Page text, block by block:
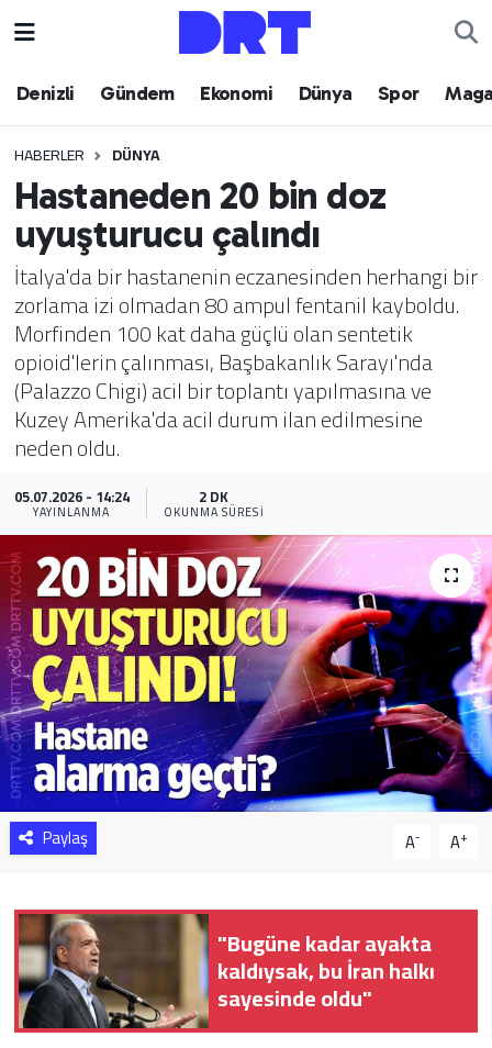
Denizli Gündem Ekonomi Dünya Spor
HABERLER DÜNYA
Hastaneden 20 bin doz
uyuşturucu çalındı
İtalya'da bir hastanenin eczanesinden herhangi bir
zorlama izi olmadan 80 ampul fentanil kayboldu.
Morfinden 100 kat daha güçlü olan sentetik
opioid'lerin çalınması, Başbakanlık Sarayı'nda
(Palazzo Chigi) acil bir toplantı yapılmasına ve
Kuzey Amerika'da acil durum ilan edilmesine
neden oldu.
05.07.2026 - 14:24
YAYINLANMA
2 DK
OKUNMA SÜRESI
Paylaş A- A+
"Bugüne kadar ayakta
kaldıysak, bu İran halkı
sayesinde oldu"
Denizli
Gündem
Ekonomi
Dünya
Spor
Magazin
Teknoloji
Sağlık
Yazarlar
Resmi İlan
Resmi Reklam
Hava Durumu
Trafik Durumu
Puan Durumu ve Fikstür
Tüm Manşetler
Son Dakika Haberleri
Haber Arşivi